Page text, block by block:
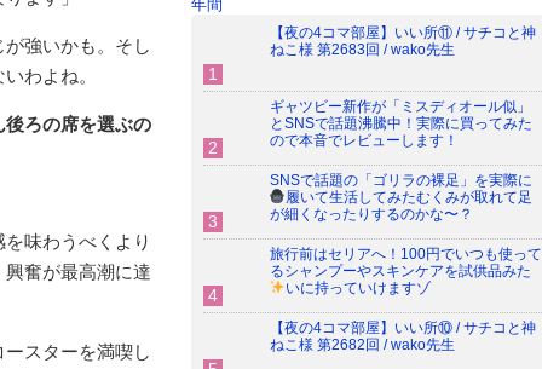
強いかも。そし
わよね。
後ろの席を選ぶの
味わうべくより
奮が最高潮に達
スターを満喫し
年間
【夜の4コマ部屋】いい所⑪ / サチコと神
ねこ様 第2683回 / wako先生
ギャツビー新作が「ミスディオール似」
とSNSで話題沸騰中！実際に買ってみた
ので本音でレビューします！
SNSで話題の「ゴリラの裸足」を実際に
履いて生活してみたむくみが取れて足
が細くなったりするのかな〜？
旅行前はセリアへ！100円でいつも使って
るシャンプーやスキンケアを試供品みた
いに持っていけますゾ
【夜の4コマ部屋】いい所⑩ / サチコと神
ねこ様 第2682回 / wako先生